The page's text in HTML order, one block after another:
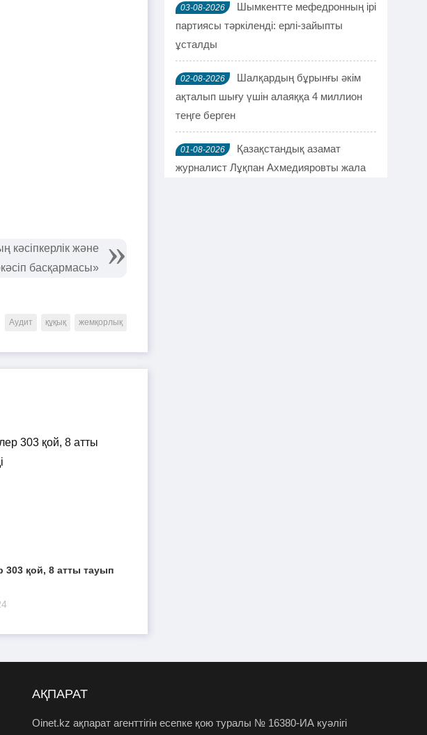
кәсіпкерлік және
басқармасы»
Аудит құқық жемқорлық
303 қой, 8 атты тауып
03-08-2026
Шымкентте мефедронның ірі
партиясы тәркіленді: ерлі-зайыпты
ұсталды
02-08-2026
Шалқардың бұрынғы әкім
ақталып шығу үшін алаяққа 4 миллион
теңге берген
01-08-2026
Қазақстандық азамат
журналист Лұқпан Ахмедияровты жала
облысының әкімін сынап тастады
күдікті сотта қыздың өзі бірінші пышақ
АҚПАРАТ
Oinet.kz ақпарат агенттігін есепке қою туралы № 16380-ИА куәлігі